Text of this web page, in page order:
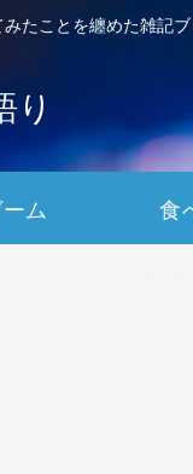
たことを纏めた雑記
り
ム 食